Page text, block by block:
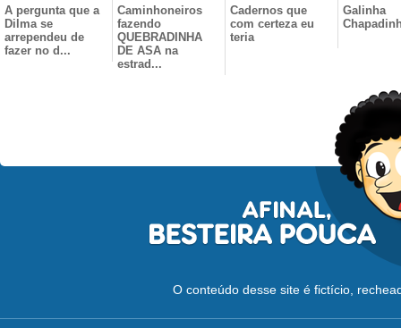
A pergunta que a
Dilma se
arrependeu de
fazer no d...
Caminhoneiros
fazendo
QUEBRADINHA
DE ASA na
estrad...
Cadernos que
com certeza eu
teria
Galinha
O conteúdo desse site é fictício,